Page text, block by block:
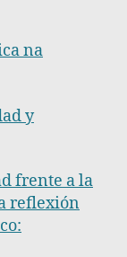
na
y
frente a la
reflexión